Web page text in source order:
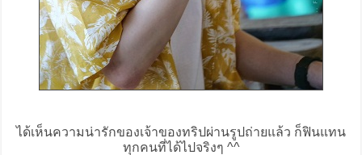
ได้เห็นความน่ารักของเจ้าของทริปผ่านรูปถ่ายแล้ว ก็ฟินแทน
ทุกคนที่ได้ไปจริงๆ ^^